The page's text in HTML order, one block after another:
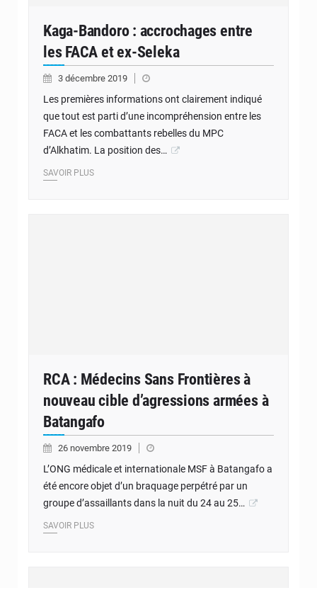
Kaga-Bandoro : accrochages entre
les FACA et ex-Seleka
3 décembre 2019
Les premières informations ont clairement indiqué
que tout est parti d’une incompréhension entre les
FACA et les combattants rebelles du MPC
d’Alkhatim. La position des…
SAVOIR PLUS
RCA : Médecins Sans Frontières à
nouveau cible d’agressions armées à
Batangafo
26 novembre 2019
L’ONG médicale et internationale MSF à Batangafo a
été encore objet d’un braquage perpétré par un
groupe d’assaillants dans la nuit du 24 au 25…
SAVOIR PLUS